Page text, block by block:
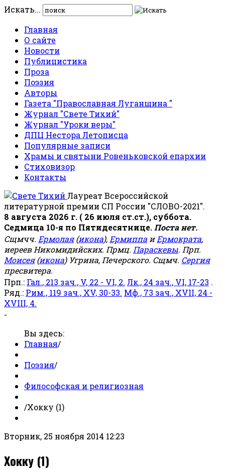
Искать...
Главная
О сайте
Новости
Публицистика
Проза
Поэзия
Авторы
Газета "Православная Луганщина "
Журнал "Свете Тихий"
Журнал "Уроки веры"
ДПЦ Нестора Летописца
Популярные записи
Храмы и святыни Ровеньковской епархии
Стиховизор
Контакты
Лауреат Всероссийской
литературной премии СП России "СЛОВО-2021".
8 августа 2026 г. ( 26 июля ст.ст.), суббота.
Седмица 10-я по Пятидесятнице. Поста нет.
Сщмчч. Ермолая(икона), Ермиппа иЕрмократа,
иереев Никомидийских. Прмц. Параскевы. Прп.
Моисея(икона) Угрина, Печерского. Сщмч. Сергия
пресвитера.
Прп.: Гал., 213 зач., V, 22 - VI, 2. Лк., 24 зач., VI, 17-23 .
Ряд.: Рим., 119 зач., XV, 30-33. Мф., 73 зач., XVII, 24 -
XVIII, 4.
-
Вы здесь:
Главная/
Поэзия/
Философская и религиозная
/Хокку (1)
Вторник, 25 ноября 2014 12:23
Хокку (1)